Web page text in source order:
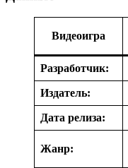
Видеоигра
Разработчик:
Издатель:
Дата релиза:
Жанр: